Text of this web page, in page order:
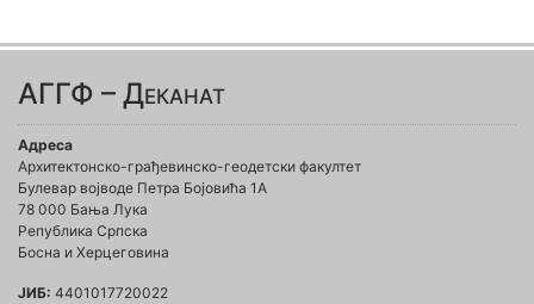
АГГФ – Деканат
Адреса
Архитектонско-грађевинско-геодетски факултет
Булевар војводе Петра Бојовића 1A
78 000 Бања Лука
Република Српска
Босна и Херцеговина
ЈИБ: 4401017720022